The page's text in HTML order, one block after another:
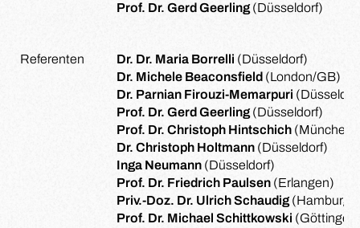
Prof. Dr. Gerd Geerling(Düsseldorf)
Referenten Dr. Dr. Maria Borrelli (Düsseldorf)
Dr. Michele Beaconsfield (London/GB)
Dr. Parnian Firouzi-Memarpuri
Prof. Dr. Gerd Geerling(Düsseldorf)
Prof. Dr. Christoph Hintschich (München)
Dr. Christoph Holtmann (Düsseldorf)
Inga Neumann (Düsseldorf)
Prof. Dr. Friedrich Paulsen (Erlangen)
Priv.-Doz. Dr. Ulrich Schaudig(Hamburg)
Prof. Dr. Michael Schittkowski